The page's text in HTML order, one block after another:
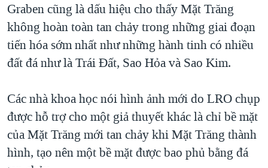
Graben cũng là dấu hiệu cho thấy Mặt Trăng
không hoàn toàn tan chảy trong những giai đoạn
tiến hóa sớm nhất như những hành tinh có nhiều
đất đá như là Trái Đất, Sao Hỏa và Sao Kim.
Các nhà khoa học nói hình ảnh mới do LRO chụp
được hỗ trợ cho một giả thuyết khác là chỉ bề mặt
của Mặt Trăng mới tan chảy khi Mặt Trăng thành
hình, tạo nên một bề mặt được bao phủ bằng đá